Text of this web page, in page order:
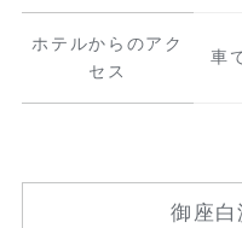
ホテルからのアク
セス
車
御座